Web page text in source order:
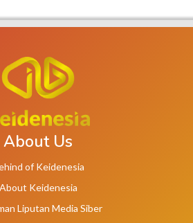
About Us
of Keidenesia
About Keidenesia
Liputan Media Siber